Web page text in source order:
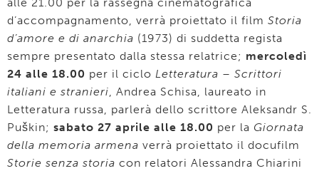
d’accompagnamento, verrà proiettato il film Storia
d’amore e di anarchia (1973) di suddetta regista
sempre presentato dalla stessa relatrice; mercoledì
24 alle 18.00 per il ciclo Letteratura – Scrittori
italiani e stranieri, Andrea Schisa, laureato in
Letteratura russa, parlerà dello scrittore Aleksandr S.
Puškin; sabato 27 aprile alle 18.00 per la Giornata
della memoria armena verrà proiettato il docufilm
Storie senza storia con relatori Alessandra Chiarini